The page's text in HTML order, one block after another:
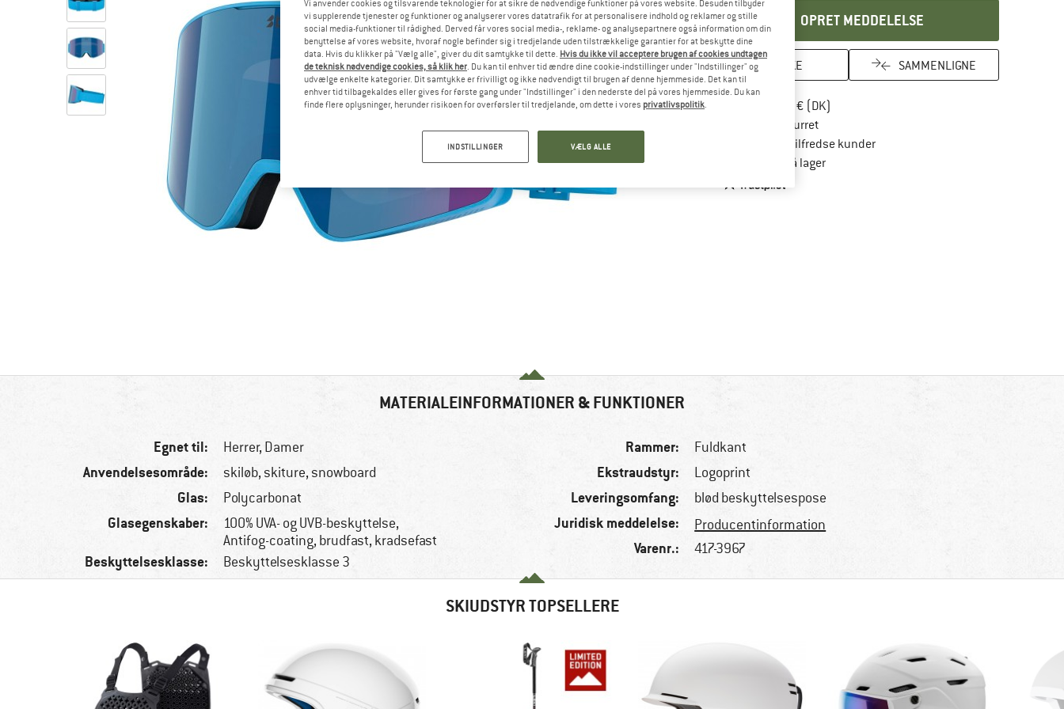
OPRET MEDDELELSE
HUSKE SAMMENLIGNE
Portofri fra 69 € (DK)
100 dages returretGå til returretten her Åbnes i en infoboks
> 4.000.000 tilfredse kunder
Alle artikler på lager
MATERIALEINFORMATIONER & FUNKTIONER
Egnet til: Herrer, Damer
Anvendelsesområde: skiløb, skiture, snowboard
Glas: Polycarbonat
Glasegenskaber:
100% UVA- og UVB-beskyttelse,
Antifog-coating, brudfast, kradsefast
Beskyttelsesklasse: Beskyttelsesklasse 3
Rammer: Fuldkant
Ekstraudstyr: Logoprint
Leveringsomfang: blød beskyttelsespose
Juridisk meddelelse: Producentinformation
Varenr.: 417-3967
SKIUDSTYR TOPSELLERE
Vi anvender cookies og tilsvarende teknologier for at sikre de nødvendige funktioner på vores website. Desuden tilbyder
vi supplerende tjenester og funktioner og analyserer vores datatrafik for at personalisere indhold og reklamer og stille
social media-funktioner til rådighed. Derved får vores social media-, reklame- og analysepartnere også information om din
benyttelse af vores website, hvoraf nogle befinder sig i tredjelande uden tilstrækkelige garantier for at beskytte dine
data. Hvis du klikker på "Vælg alle", giver du dit samtykke til dette. Hvis du ikke vil acceptere brugen af cookies undtagen
de teknisk nødvendige cookies, så klik her. Du kan til enhver tid ændre dine cookie-indstillinger under "Indstillinger" og
udvælge enkelte kategorier. Dit samtykke er frivilligt og ikke nødvendigt til brugen af denne hjemmeside. Det kan til
enhver tid tilbagekaldes eller gives for første gang under "Indstillinger" i den nederste del på vores hjemmeside. Du kan
finde flere oplysninger, herunder risikoen for overførsler til tredjelande, om dette i vores privatlivspolitik.
INDSTILLINGER VÆLG ALLE